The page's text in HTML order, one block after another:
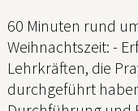
60 Minuten rund
Weihnachtszeit: -
Lehrkräften, die
durchgeführt